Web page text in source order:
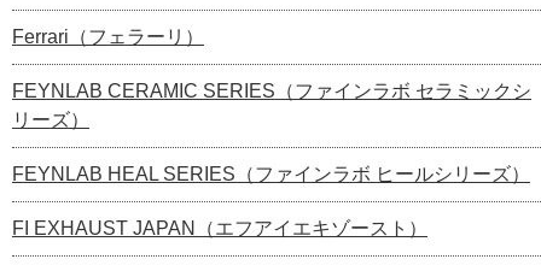
Ferrari（フェラーリ）
FEYNLAB CERAMIC SERIES（ファインラボ セラミックシ
リーズ）
FEYNLAB HEAL SERIES（ファインラボ ヒールシリーズ）
FI EXHAUST JAPAN（エフアイエキゾースト）